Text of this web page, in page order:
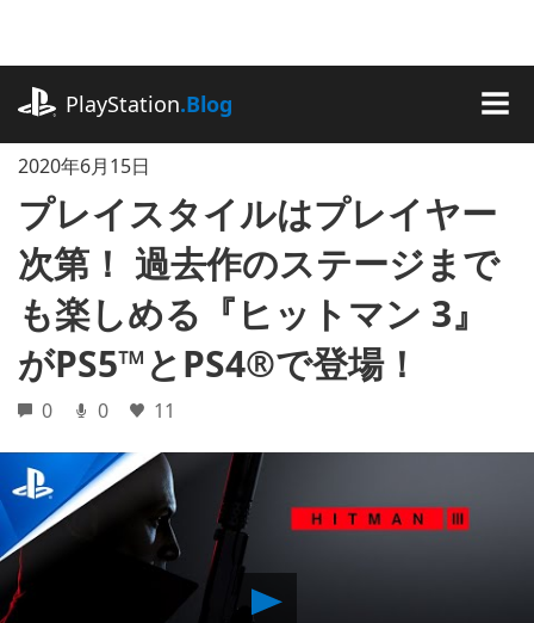
に
ッ
PlayStation.Blog
2020年6月15日
プレイスタイルはプレイヤー
次第！ 過去作のステージまで
も楽しめる『ヒットマン 3』
がPS5™とPS4®で登場！
0 0 11
Play